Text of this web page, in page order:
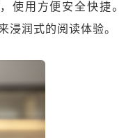
使用方便安全快捷。
浸润式的阅读体验。